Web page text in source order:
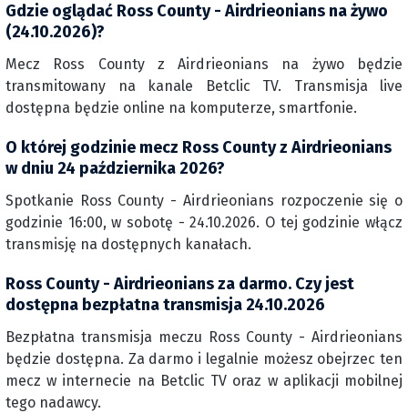
Gdzie oglądać Ross County - Airdrieonians na żywo
(24.10.2026)?
Mecz Ross County z Airdrieonians na żywo będzie
transmitowany na kanale Betclic TV. Transmisja live
dostępna będzie online na komputerze, smartfonie.
O której godzinie mecz Ross County z Airdrieonians
w dniu 24 października 2026?
Spotkanie Ross County - Airdrieonians rozpoczenie się o
godzinie 16:00, w sobotę - 24.10.2026. O tej godzinie włącz
transmisję na dostępnych kanałach.
Ross County - Airdrieonians za darmo. Czy jest
dostępna bezpłatna transmisja 24.10.2026
Bezpłatna transmisja meczu Ross County - Airdrieonians
będzie dostępna. Za darmo i legalnie możesz obejrzec ten
mecz w internecie na Betclic TV oraz w aplikacji mobilnej
tego nadawcy.